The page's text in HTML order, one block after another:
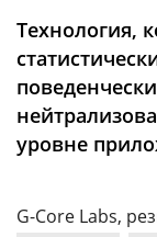
Аналитика
Конференции
Техника
Технология,
уровне
G-Core Labs,